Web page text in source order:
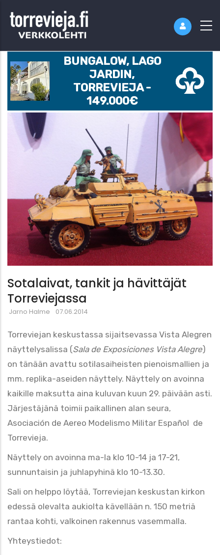
BUNGALOW, LAGO
JARDIN,
TORREVIEJA -
149.000€
Sotalaivat, tankit ja hävittäjät
Torreviejassa
Jarno Halme 07.06.2014
Torreviejan keskustassa sijaitsevassa Vista Alegren
näyttelysalissa (Sala de Exposiciones Vista Alegre)
on tänään avattu sotilasaiheisten pienoismallien ja
mm. replika-aseiden näyttely. Näyttely on avoinna
kaikille maksutta aina kuluvan kuun 29. päivään asti.
Järjestäjänä toimii paikallinen alan seura,
Asociación de Aereo Modelismo Militar Español de
Torrevieja.
Näyttely on avoinna ma-la klo 10-14 ja 17-21,
sunnuntaisin ja juhlapyhinä klo 10-13.30.
Sali on helppo löytää, Torreviejan keskustan kirkon
edessä olevalta aukiolta kävellään n. 150 metriä
rantaa kohti, valkoinen rakennus vasemmalla.
Yhteystiedot: